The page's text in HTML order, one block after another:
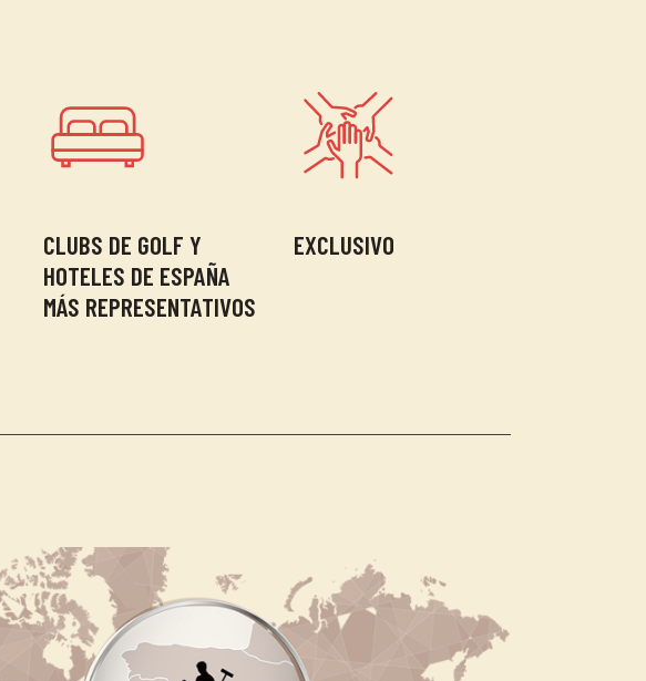
CLUBS DE GOLF Y
HOTELES DE ESPAÑA
MÁS REPRESENTATIVOS
EXCLUSIVO